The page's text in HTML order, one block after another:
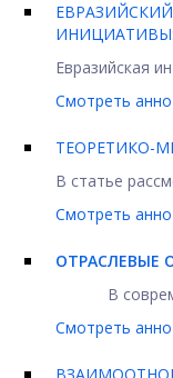
Евразийская
Смотреть
ТЕОРЕТИКО-
В статье
Смотреть
ОТРАСЛЕВЫЕ
В
Смотреть